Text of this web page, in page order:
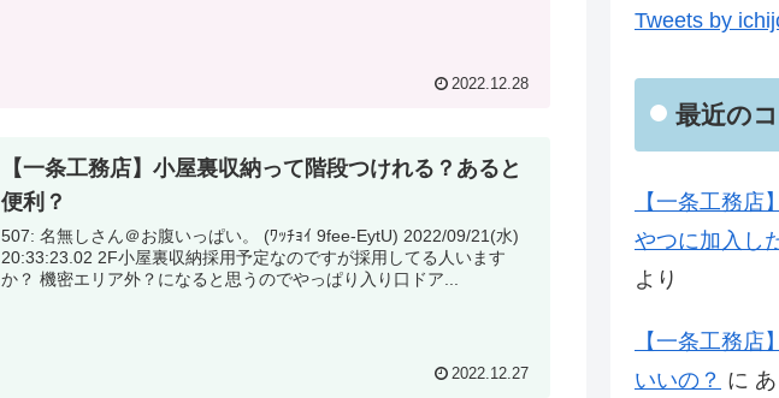
2022.12.28
【一条工務店】小屋裏収納って階段つけれる？あると
便利？
507: 名無しさん＠お腹いっぱい。 (ﾜｯﾁｮｲ 9fee-EytU) 2022/09/21(水)
20:33:23.02 2F小屋裏収納採用予定なのですが採用してる人います
か？ 機密エリア外？になると思うのでやっぱり入り口ドア...
2022.12.27
Tweets by
最近の
【一条工務
やつに加入し
より
【一条工務
いいの？ に